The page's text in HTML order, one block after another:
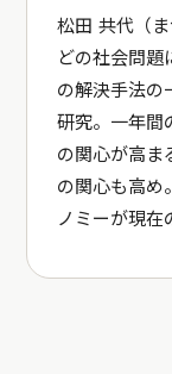
松田 共代（
どの社会問題
の解決手法の
研究。一年間
の関心が高ま
の関心も高め
ノミーが現在